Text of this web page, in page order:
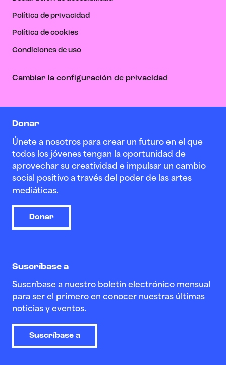
Donar
Únete a nosotros para crear un futuro en el que
todos los jóvenes tengan la oportunidad de
aprovechar su creatividad e impulsar un cambio
social positivo a través del poder de las artes
mediáticas.
Donar
Suscríbase a
Suscríbase a nuestro boletín electrónico mensual
para ser el primero en conocer nuestras últimas
noticias y eventos.
Suscríbase a
Política de privacidad
Política de cookies
Condiciones de uso
Cambiar la configuración de privacidad